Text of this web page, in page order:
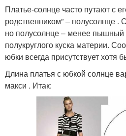
Платье-солнце часто путают с
родственником” – полусолнце
но полусолнце – менее пышный
полукруглого куска материи.
юбки всегда присутствует хотя
Длина платья с юбкой солнце
макси . Итак: